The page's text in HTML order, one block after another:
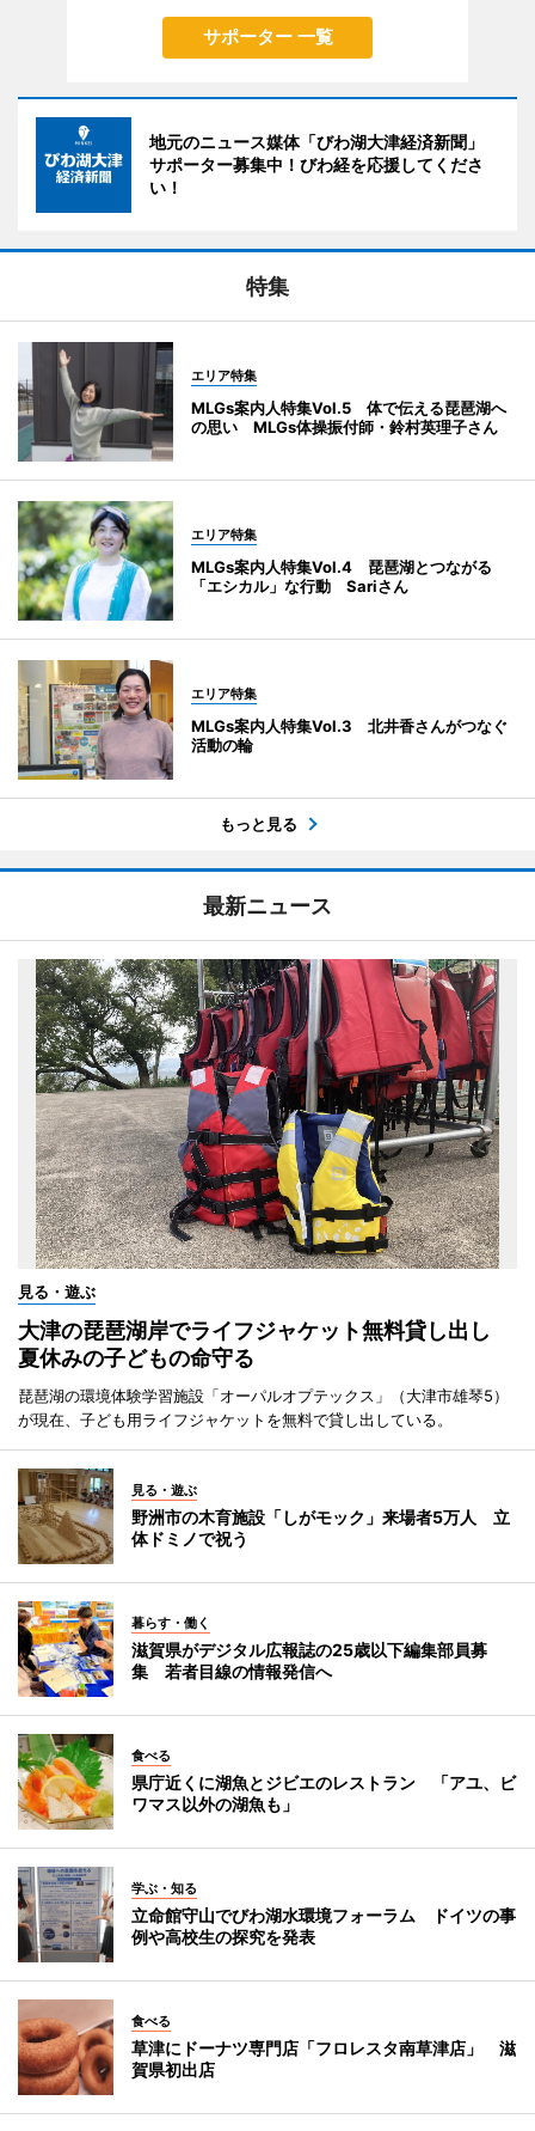
サポーター 一覧
地元のニュース媒体「びわ湖大津経済新聞」
サポーター募集中！びわ経を応援してくださ
い！
特集
エリア特集
MLGs案内人特集Vol.5 体で伝える琵琶湖へ
の思い MLGs体操振付師・鈴村英理子さん
エリア特集
MLGs案内人特集Vol.4 琵琶湖とつながる
「エシカル」な行動 Sariさん
エリア特集
MLGs案内人特集Vol.3 北井香さんがつなぐ
活動の輪
もっと見る
最新ニュース
見る・遊ぶ
大津の琵琶湖岸でライフジャケット無料貸し出し
夏休みの子どもの命守る
琵琶湖の環境体験学習施設「オーパルオプテックス」（大津市雄琴5）
が現在、子ども用ライフジャケットを無料で貸し出している。
見る・遊ぶ
野洲市の木育施設「しがモック」来場者5万人 立
体ドミノで祝う
暮らす・働く
滋賀県がデジタル広報誌の25歳以下編集部員募
集 若者目線の情報発信へ
食べる
県庁近くに湖魚とジビエのレストラン 「アユ、ビ
ワマス以外の湖魚も」
学ぶ・知る
立命館守山でびわ湖水環境フォーラム ドイツの事
例や高校生の探究を発表
食べる
草津にドーナツ専門店「フロレスタ南草津店」 滋
賀県初出店